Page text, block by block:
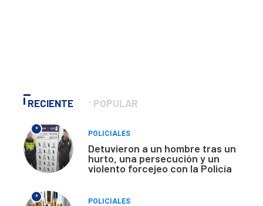
RECIENTE POPULAR
*
POLICIALES
Detuvieron a un hombre tras un
hurto, una persecución y un
violento forcejeo con la Policía
*
POLICIALES